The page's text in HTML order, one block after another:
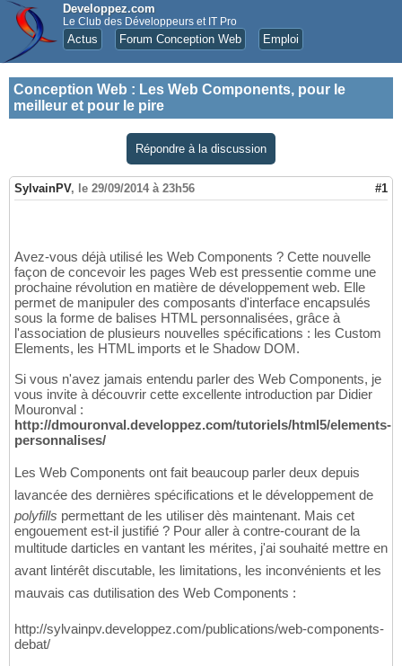
Developpez.com
Le Club des Développeurs et IT Pro
Actus Forum Conception Web Emploi
Conception Web : Les Web Components, pour le
meilleur et pour le pire
Répondre à la discussion
SylvainPV, le 29/09/2014 à 23h56 #1
Avez-vous déjà utilisé les Web Components ? Cette nouvelle
façon de concevoir les pages Web est pressentie comme une
prochaine révolution en matière de développement web. Elle
permet de manipuler des composants d'interface encapsulés
sous la forme de balises HTML personnalisées, grâce à
l'association de plusieurs nouvelles spécifications : les Custom
Elements, les HTML imports et le Shadow DOM.
Si vous n'avez jamais entendu parler des Web Components, je
vous invite à découvrir cette excellente introduction par Didier
Mouronval :
http://dmouronval.developpez.com/tutoriels/html5/elements-
personnalises/
Les Web Components ont fait beaucoup parler deux depuis
lavancée des dernières spécifications et le développement de
polyfills permettant de les utiliser dès maintenant. Mais cet
engouement est-il justifié ? Pour aller à contre-courant de la
multitude darticles en vantant les mérites, j'ai souhaité mettre en
avant lintérêt discutable, les limitations, les inconvénients et les
mauvais cas dutilisation des Web Components :
http://sylvainpv.developpez.com/publications/web-components-
debat/